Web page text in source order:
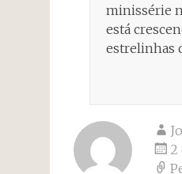
minissérie
está
estrelinhas
2